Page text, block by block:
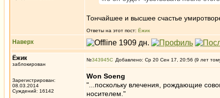
Тончайшее и высшее счастье
Ответы на этот пост: Ёжик
Наверх
Ёжик
заблокирован
Зарегистрирован:
08.03.2014
Суждений: 16142
№343945 Добавлено: Ср 20 Сен 17, 20:56 (9 лет
Won Soeng
"...поскольку влечения, рождающие
носителем."